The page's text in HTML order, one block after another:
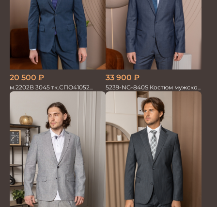
20 500 ₽
м.2202В 3045 тк.СПО41052
Костюм мужской
33 900 ₽
5239-NG-840S Костюм мужской
двойка